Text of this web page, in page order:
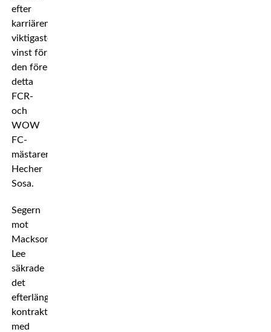
efter
karriärens
viktigaste
vinst för
den före
detta
FCR-
och
WOW
FC-
mästaren
Hecher
Sosa.
Segern
mot
Mackson
Lee
säkrade
det
efterlängtade
kontraktet
med